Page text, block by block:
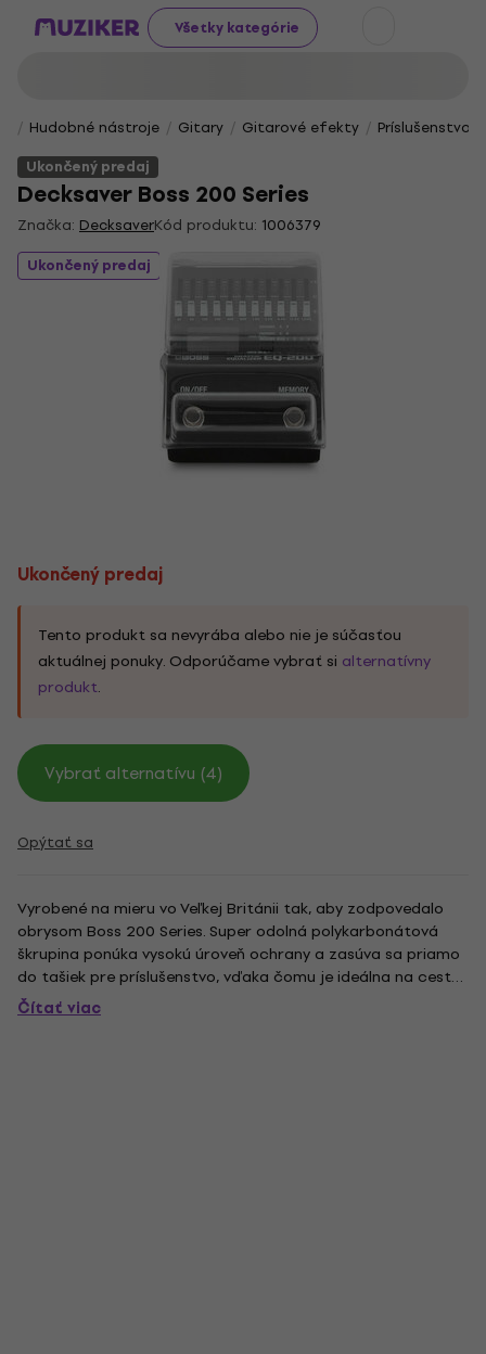
Všetky kategórie
Hudobné nástroje Gitary Gitarové efekty
Príslušenstvo
Ukončený predaj
Decksaver Boss 200 Series
Značka: DecksaverKód produktu: 1006379
Ukončený predaj
Ukončený predaj
Tento produkt sa nevyrába alebo nie je súčasťou
aktuálnej ponuky. Odporúčame vybrať si alternatívny
produkt.
Vybrať alternatívu (4)
Opýtať sa
Vyrobené na mieru vo Veľkej Británii tak, aby zodpovedalo
obrysom Boss 200 Series. Super odolná polykarbonátová
škrupina ponúka vysokú úroveň ochrany a zasúva sa priamo
do tašiek pre príslušenstvo, vďaka čomu je ideálna na cesty.
Chráni fadery a ovládacie prvky pred prachom, kvapalinou a
náhodným nárazom, pričom neobmedzuje kabeláž. Doma,
Čítať viac